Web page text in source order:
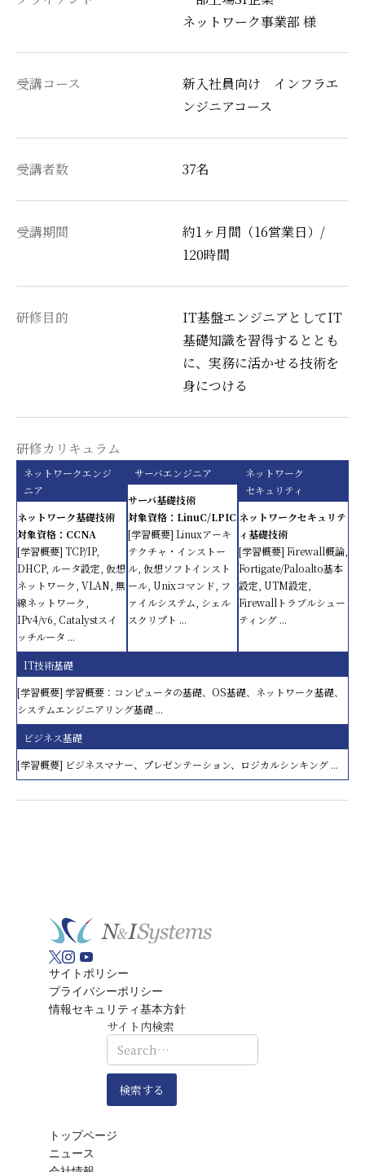
ネットワーク事業部 様
受講コース
新入社員向け インフラエ
ンジニアコース
受講者数 37名
受講期間
約1ヶ月間（16営業日）/
120時間
研修目的
IT基盤エンジニアとしてIT
基礎知識を習得するととも
に、実務に活かせる技術を
身につける
研修カリキュラム
ネットワークエンジ
ニア
ネットワーク基礎技術
対象資格：CCNA
[学習概要] TCP/IP,
DHCP, ルータ設定, 仮想
ネットワーク, VLAN, 無
線ネットワーク,
IPv4/v6, Catalystスイ
ッチルータ ...
サーバエンジニア
サーバ基礎技術
対象資格：LinuC/LPIC
[学習概要] Linuxアーキ
テクチャ・インストー
ル, 仮想ソフトインスト
ール, Unixコマンド, フ
ァイルシステム, シェル
スクリプト ...
ネットワーク
セキュリティ
ネットワークセキュリテ
ィ基礎技術
[学習概要] Firewall概論,
Fortigate/Paloalto基本
設定, UTM設定,
Firewallトラブルシュー
ティング ...
IT技術基礎
[学習概要] 学習概要：コンピュータの基礎、OS基礎、ネットワーク基礎、
システムエンジニアリング基礎 ...
ビジネス基礎
[学習概要] ビジネスマナー、プレゼンテーション、ロジカルシンキング ...
サイトポリシー
プライバシーポリシー
情報セキュリティ基本方針
サイト内検索
トップページ
ニュース